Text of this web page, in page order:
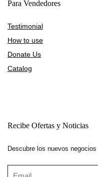
Para Vendedores
Testimonial
How to use
Donate Us
Catalog
Recibe Ofertas y Noticias
Descubre los nuevos